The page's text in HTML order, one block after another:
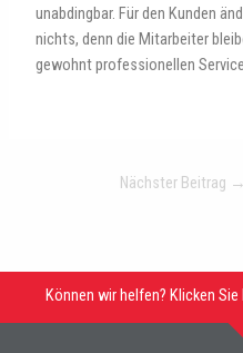
unabdingbar. Für den Kunden
nichts, denn die Mitarbeiter
gewohnt professionellen
Nächster Beitrag →
Können wir helfen? Klicken Sie